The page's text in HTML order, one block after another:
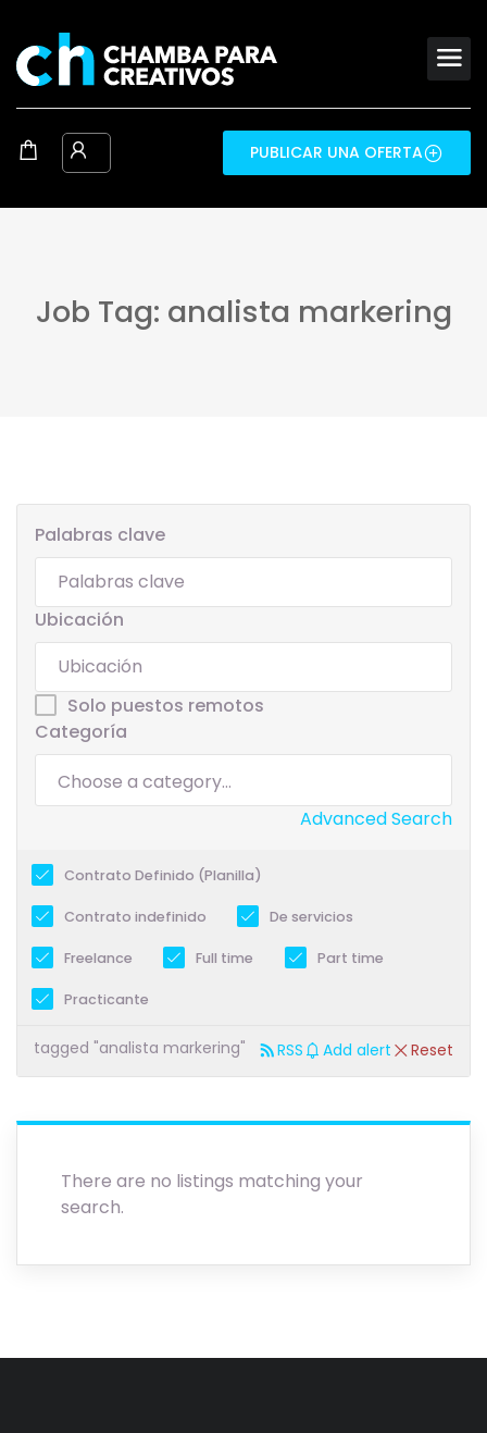
PUBLICAR UNA OFERTA
Job Tag: analista markering
Palabras clave
Ubicación
Solo puestos remotos
Categoría
Advanced Search
Contrato Definido (Planilla)
Contrato indefinido De servicios
Freelance Full time Part time
Practicante
tagged "analista markering" Reset
RSS Add alert
There are no listings matching your
search.